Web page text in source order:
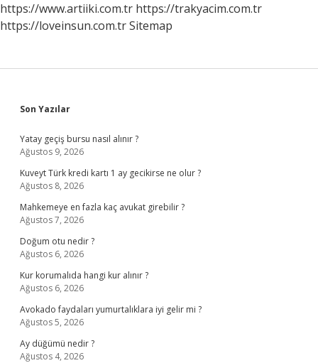
https://www.artiiki.com.tr https://trakyacim.com.tr
https://loveinsun.com.trSitemap
Sidebar
Son Yazılar
Yatay geçiş bursu nasıl alınır ?
Ağustos 9, 2026
Kuveyt Türk kredi kartı 1 ay gecikirse ne olur ?
Ağustos 8, 2026
Mahkemeye en fazla kaç avukat girebilir ?
Ağustos 7, 2026
Doğum otu nedir ?
Ağustos 6, 2026
Kur korumalıda hangi kur alınır ?
Ağustos 6, 2026
Avokado faydaları yumurtalıklara iyi gelir mi ?
Ağustos 5, 2026
Ay düğümü nedir ?
Ağustos 4, 2026